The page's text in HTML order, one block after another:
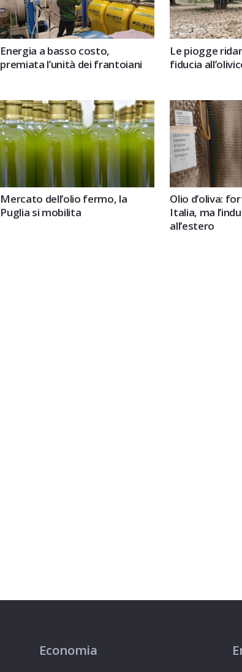
Energia a basso costo,
premiata l’unità dei frantoiani
Le piogge
fiducia
Mercato dell’olio fermo, la
Puglia si mobilita
Olio d’oliva:
Italia, ma
all’estero
Economia